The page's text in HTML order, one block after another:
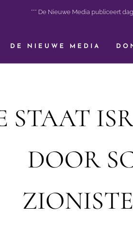
*** De Nieuwe Media publiceert
DE NIEUWE MEDIA
STAAT
DOOR